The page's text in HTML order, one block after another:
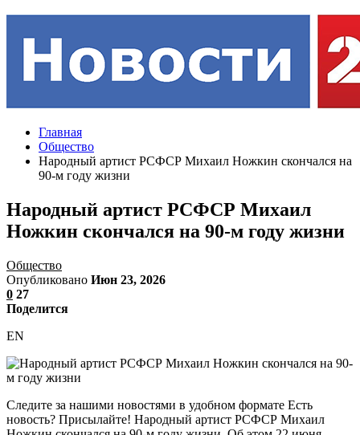
Главная
Общество
Народный артист РСФСР Михаил Ножкин скончался на
90-м году жизни
Народный артист РСФСР Михаил
Ножкин скончался на 90-м году жизни
Общество
Опубликовано Июн 23, 2026
0 27
Поделится
EN
Следите за нашими новостями в удобном формате Есть
новость? Присылайте! Народный артист РСФСР Михаил